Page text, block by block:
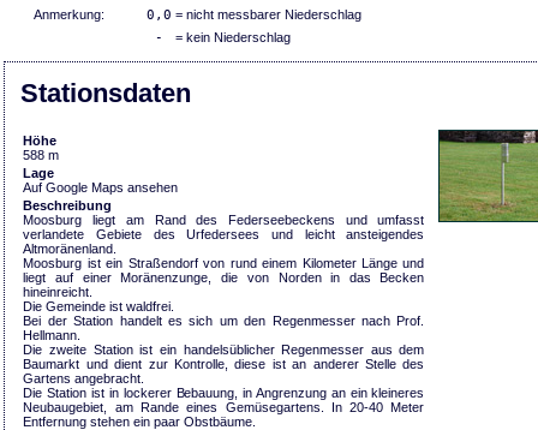
Anmerkung: 0,0 = nicht messbarer Niederschlag
- = kein Niederschlag
Stationsdaten
Höhe
588 m
Lage
Auf Google Maps ansehen
Beschreibung
Moosburg liegt am Rand des Federseebeckens und umfasst
verlandete Gebiete des Urfedersees und leicht ansteigendes
Altmoränenland.
Moosburg ist ein Straßendorf von rund einem Kilometer Länge und
liegt auf einer Moränenzunge, die von Norden in das Becken
hineinreicht.
Die Gemeinde ist waldfrei.
Bei der Station handelt es sich um den Regenmesser nach Prof.
Hellmann.
Die zweite Station ist ein handelsüblicher Regenmesser aus dem
Baumarkt und dient zur Kontrolle, diese ist an anderer Stelle des
Gartens angebracht.
Die Station ist in lockerer Bebauung, in Angrenzung an ein kleineres
Neubaugebiet, am Rande eines Gemüsegartens. In 20-40 Meter
Entfernung stehen ein paar Obstbäume.